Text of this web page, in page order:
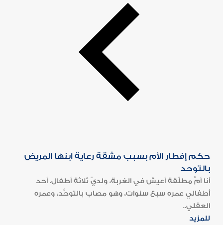
حكم إفطار الأم بسبب مشقة رعاية ابنها المريض
بالتوحد
أنا أمٌّ مطلَّقة أعيش في الغربة، ولديَّ ثلاثة أطفال. أحد
أطفالي عمره سبع سنوات، وهو مصاب بالتوحُّد، وعمره
العقلي..
للمزيد